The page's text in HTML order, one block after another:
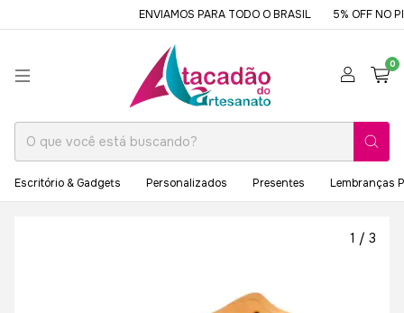
ENVIAMOS PARA TODO O BRASIL 5% OFF NO
0
Escritório & Gadgets Personalizados Presentes Lembranças
1 / 3